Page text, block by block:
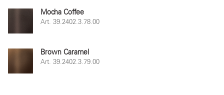
Mocha Coffee
Art. 39.2402.3.78.00
Brown Caramel
Art. 39.2402.3.79.00